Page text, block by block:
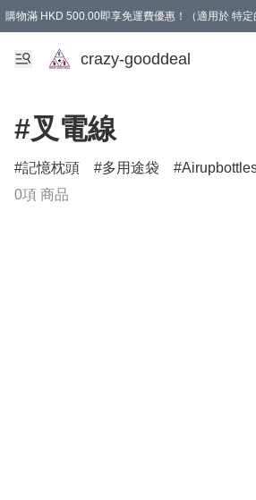
購物滿 HKD 500.00即享免運費優惠！（適用於 特
成為會員可享免費禮品
crazy-gooddeal
#叉電線
記憶枕頭 多用途袋
0項 商品